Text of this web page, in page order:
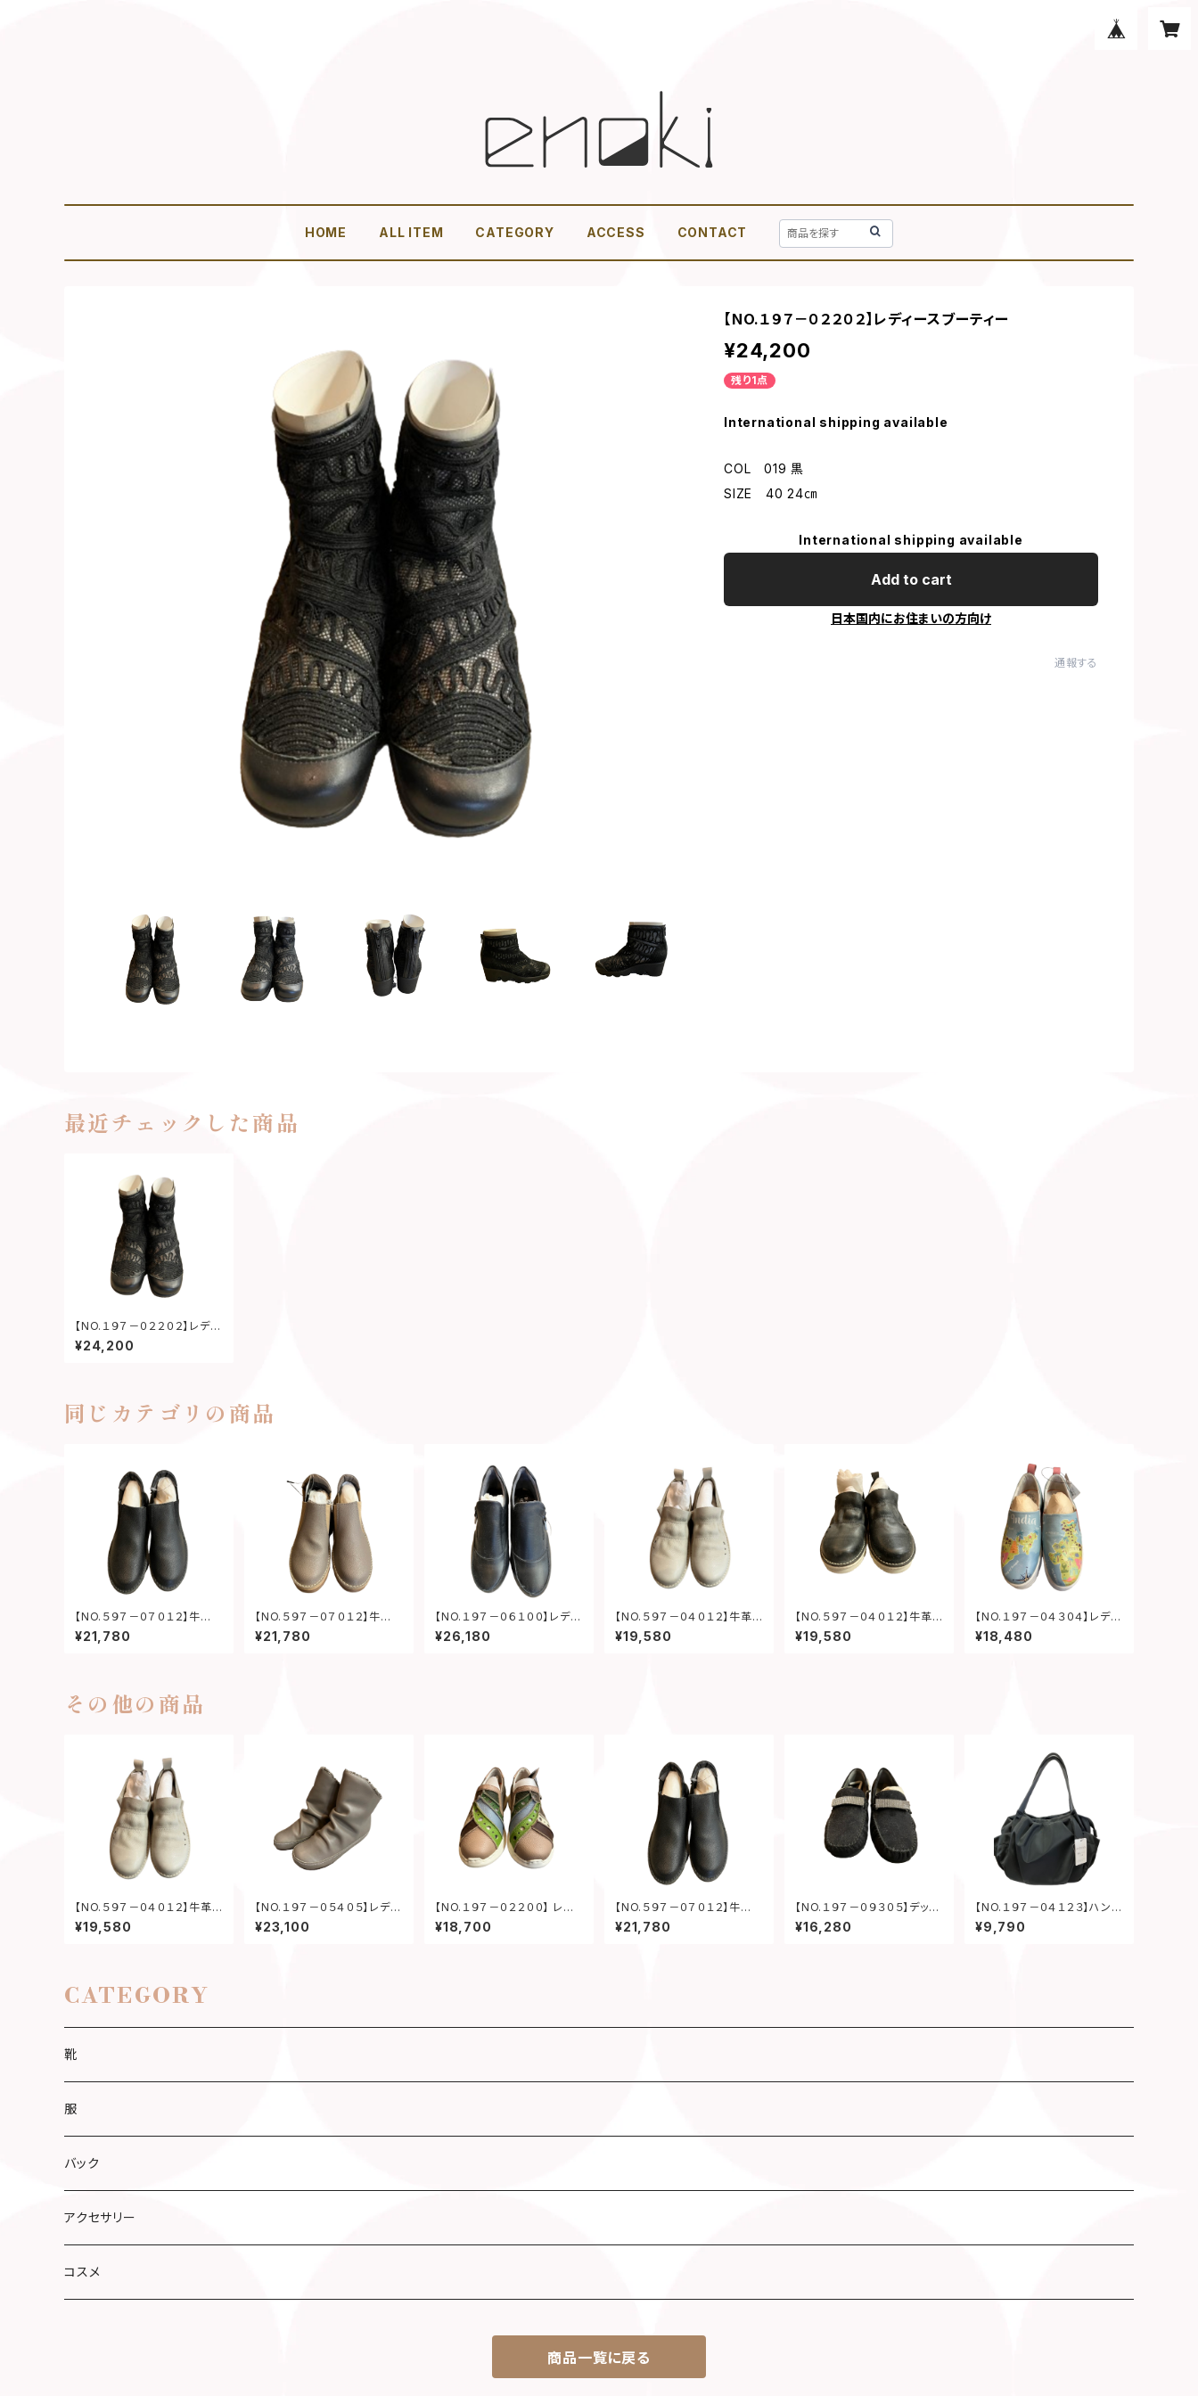
HOME ALL ITEM CATEGORY ACCESS CONTACT
【NO.１９７－０２２０２】レディースブーティー
¥24,200
残り1点
International shipping available
COL 019 黒
SIZE 40 24㎝
International shipping available
Add to cart
日本国内にお住まいの方向け
通報する
最近チェックした商品
【NO.１９７－０２２０２】レディ
ースブーティー
¥24,200
同じカテゴリの商品
【NO.５９７－０７０１２】牛
革 サイドゴアブーティー
¥21,780
【NO.５９７－０７０１２】牛
革 サイドゴアブーティー
¥21,780
【NO.１９７－０６１００】レディ
ースシューズ
¥26,180
【NO.５９７－０４０１２】牛革レ
ディースシューズ
¥19,580
【NO.５９７－０４０１２】牛革レ
ディースシューズ
¥19,580
【NO.１９７－０４３０４】レディ
ースシューズ
¥18,480
その他の商品
【NO.５９７－０４０１２】牛革レ
ディースシューズ
¥19,580
【NO.１９７－０５４０５】レディ
ースブーティー
¥23,100
【NO.１９７－０２２００】 レディ
ースシューズ
¥18,700
【NO.５９７－０７０１２】牛
革 サイドゴアブーティー
¥21,780
【NO.１９７－０９３０５】デッキ
シューズ
¥16,280
【NO.１９７－０４１２３】ハンド
バック
¥9,790
CATEGORY
靴
服
バック
アクセサリー
コスメ
商品一覧に戻る